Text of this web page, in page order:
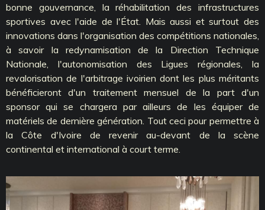
bonne gouvernance, la réhabilitation des infrastructures
sportives avec l'aide de l'État. Mais aussi et surtout des
innovations dans l'organisation des compétitions nationales,
à savoir la redynamisation de la Direction Technique
Nationale, l'autonomisation des Ligues régionales, la
revalorisation de l'arbitrage ivoirien dont les plus méritants
bénéficieront d'un traitement mensuel de la part d'un
sponsor qui se chargera par ailleurs de les équiper de
matériels de dernière génération. Tout ceci pour permettre à
la Côte d'Ivoire de revenir au-devant de la scène
continental et international à court terme.